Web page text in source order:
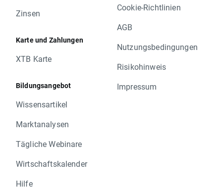
Zinsen
Karte und Zahlungen
XTB Karte
Bildungsangebot
Wissensartikel
Marktanalysen
Tägliche Webinare
Wirtschaftskalender
Hilfe
Cookie-Richtlinien
AGB
Nutzungsbedingungen
Risikohinweis
Impressum